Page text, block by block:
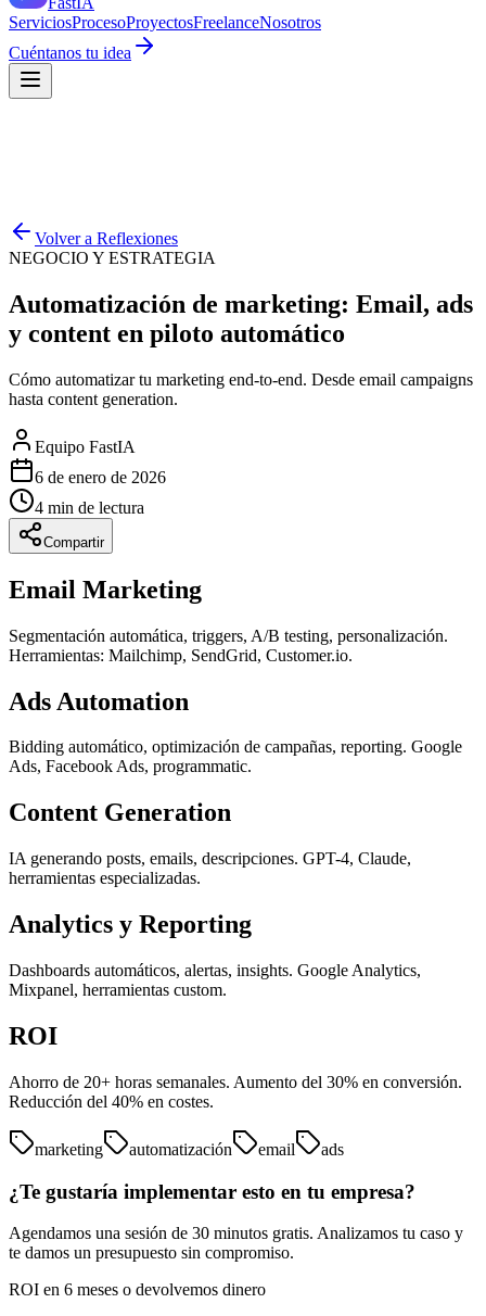
ServiciosProcesoProyectosFreelanceNosotros
Cuéntanos tu idea
Volver a Reflexiones
NEGOCIO Y ESTRATEGIA
Automatización de marketing: Email, ads
y content en piloto automático
Cómo automatizar tu marketing end-to-end. Desde email campaigns
hasta content generation.
Equipo FastIA
6 de enero de 2026
4 min de lectura
Compartir
Email Marketing
Segmentación automática, triggers, A/B testing, personalización.
Herramientas: Mailchimp, SendGrid, Customer.io.
Ads Automation
Bidding automático, optimización de campañas, reporting. Google
Ads, Facebook Ads, programmatic.
Content Generation
IA generando posts, emails, descripciones. GPT-4, Claude,
herramientas especializadas.
Analytics y Reporting
Dashboards automáticos, alertas, insights. Google Analytics,
Mixpanel, herramientas custom.
ROI
Ahorro de 20+ horas semanales. Aumento del 30% en conversión.
Reducción del 40% en costes.
marketing automatización email ads
¿Te gustaría implementar esto en tu empresa?
Agendamos una sesión de 30 minutos gratis. Analizamos tu caso y
te damos un presupuesto sin compromiso.
ROI en 6 meses o devolvemos dinero